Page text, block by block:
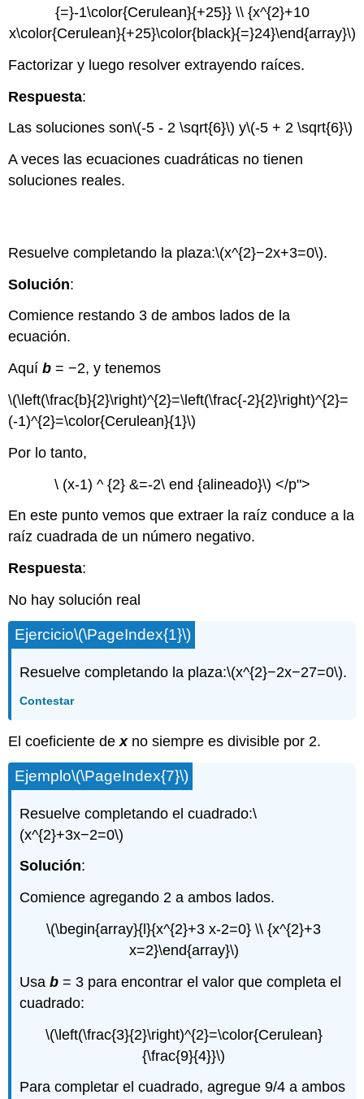
{=}-1\color{Cerulean}{+25}} \\ {x^{2}+10
x\color{Cerulean}{+25}\color{black}{=}24}\end{array}\)
Factorizar y luego resolver extrayendo raíces.
Respuesta:
Las soluciones son\(-5 - 2 \sqrt{6}\) y\(-5 + 2 \sqrt{6}\)
A veces las ecuaciones cuadráticas no tienen
soluciones reales.
Resuelve completando la plaza:\(x^{2}−2x+3=0\).
Solución:
Comience restando 3 de ambos lados de la
ecuación.
Aquíb = −2, y tenemos
\(\left(\frac{b}{2}\right)^{2}=\left(\frac{-2}{2}\right)^{2}=
(-1)^{2}=\color{Cerulean}{1}\)
Por lo tanto,
\ (x-1) ^ {2} &=-2\ end {alineado}\) </p">
En este punto vemos que extraer la raíz conduce a la
raíz cuadrada de un número negativo.
Respuesta:
No hay solución real
Ejercicio\(\PageIndex{1}\)
Resuelve completando la plaza:\(x^{2}−2x−27=0\).
Contestar
El coeficiente dexno siempre es divisible por 2.
Ejemplo\(\PageIndex{7}\)
Resuelve completando el cuadrado:\
(x^{2}+3x−2=0\)
Solución:
Comience agregando 2 a ambos lados.
\(\begin{array}{l}{x^{2}+3 x-2=0} \\ {x^{2}+3
x=2}\end{array}\)
Usab = 3 para encontrar el valor que completa el
cuadrado:
\(\left(\frac{3}{2}\right)^{2}=\color{Cerulean}
{\frac{9}{4}}\)
Para completar el cuadrado, agregue 9/4 a ambos